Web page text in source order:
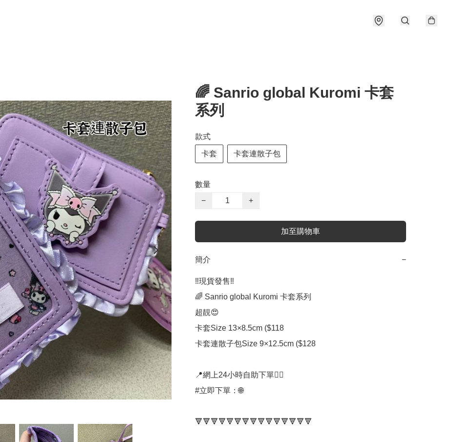
🌈 Sanrio global Kuromi 卡套
系列
款式
卡套 卡套連散子包
數量
−
+
加至購物車
簡介 −
‼️現貨發售‼️
🌈 Sanrio global Kuromi 卡套系列
超靚😍
卡套Size 13×8.5cm ($118
卡套連散子包Size 9×12.5cm ($128
📍網上24小時自助下單👍🏻
#立即下單：🌐
🔻🔻🔻🔻🔻🔻🔻🔻🔻🔻🔻🔻🔻🔻🔻